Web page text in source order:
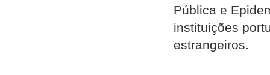
Pública e
instituições
estrangeiros.